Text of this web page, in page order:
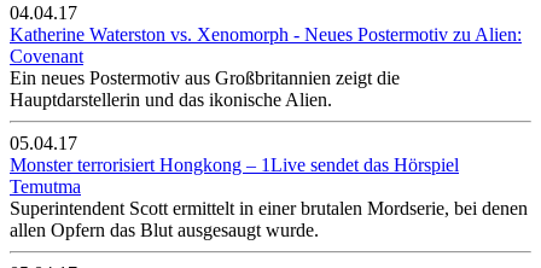
04.04.17
Katherine Waterston vs. Xenomorph - Neues Postermotiv zu Alien:
Covenant
Ein neues Postermotiv aus Großbritannien zeigt die
Hauptdarstellerin und das ikonische Alien.
05.04.17
Monster terrorisiert Hongkong – 1Live sendet das Hörspiel
Temutma
Superintendent Scott ermittelt in einer brutalen Mordserie, bei denen
allen Opfern das Blut ausgesaugt wurde.